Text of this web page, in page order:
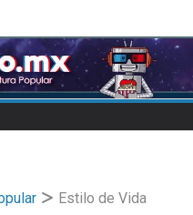
Estilo de Vida